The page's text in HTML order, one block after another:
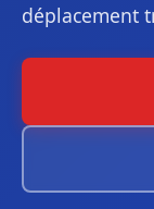
déplacement